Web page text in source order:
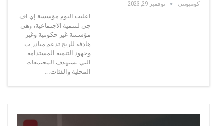
كوميونتي نوفمبر 29, 2023
اعلنت اليوم مؤسسة إي اف
چي للتنمية الاجتماعية، وهي
مؤسسة غير حكومية وغير
هادفة للربح تدعم مبادرات
وجهود التنمية المستدامة
التي تستهدف المجتمعات
المحلية والفئات…